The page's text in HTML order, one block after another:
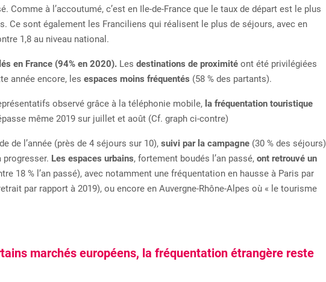
Comme à l’accoutumé, c’est en Ile-de-France que le taux de départ est le plus
Ce sont également les Franciliens qui réalisent le plus de séjours, avec en
1,8 au niveau national.
en France (94% en 2020). Les destinations de proximité ont été privilégiées
année encore, les espaces moins fréquentés (58 % des partants).
observé grâce à la téléphonie mobile, la fréquentation touristique
même 2019 sur juillet et août (Cf. graph ci-contre)
de l’année (près de 4 séjours sur 10), suivi par la campagne (30 % des séjours)
progresser. Les espaces urbains, fortement boudés l’an passé, ont retrouvé un
18 % l’an passé), avec notamment une fréquentation en hausse à Paris par
par rapport à 2019), ou encore en Auvergne-Rhône-Alpes où « le tourisme
marchés européens, la fréquentation étrangère reste